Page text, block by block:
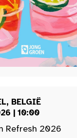
BELGIË
| 10:00
Refresh 2026